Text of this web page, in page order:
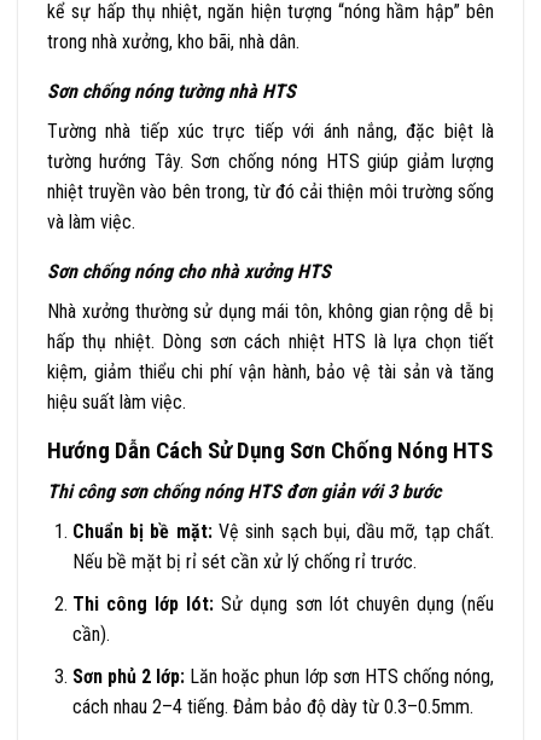
kể sự hấp thụ nhiệt, ngăn hiện tượng “nóng hầm hập” bên
trong nhà xưởng, kho bãi, nhà dân.
Sơn chống nóng tường nhà HTS
Tường nhà tiếp xúc trực tiếp với ánh nắng, đặc biệt là
tường hướng Tây. Sơn chống nóng HTS giúp giảm lượng
nhiệt truyền vào bên trong, từ đó cải thiện môi trường sống
và làm việc.
Sơn chống nóng cho nhà xưởng HTS
Nhà xưởng thường sử dụng mái tôn, không gian rộng dễ bị
hấp thụ nhiệt. Dòng sơn cách nhiệt HTS là lựa chọn tiết
kiệm, giảm thiểu chi phí vận hành, bảo vệ tài sản và tăng
hiệu suất làm việc.
Hướng Dẫn Cách Sử Dụng Sơn Chống Nóng HTS
Thi công sơn chống nóng HTS đơn giản với 3 bước
Chuẩn bị bề mặt:Vệ sinh sạch bụi, dầu mỡ, tạp chất.
Nếu bề mặt bị rỉ sét cần xử lý chống rỉ trước.
Thi công lớp lót: Sử dụng sơn lót chuyên dụng (nếu
cần).
Sơn phủ 2 lớp: Lăn hoặc phun lớp sơn HTS chống nóng,
cách nhau 2–4 tiếng. Đảm bảo độ dày từ 0.3–0.5mm.